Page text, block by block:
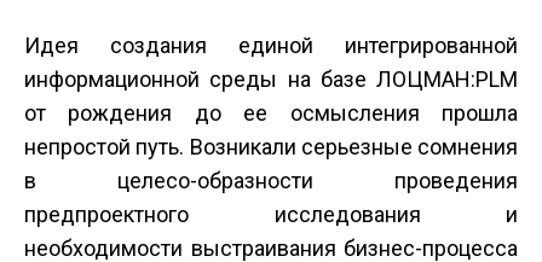
Идея создания единой интегрированной
информационной среды на базе ЛОЦМАН:PLM
от рождения до ее осмысления прошла
непростой путь. Возникали серьезные сомнения
в целесо-образности проведения
предпроектного исследования и
необходимости выстраивания бизнес-процесса